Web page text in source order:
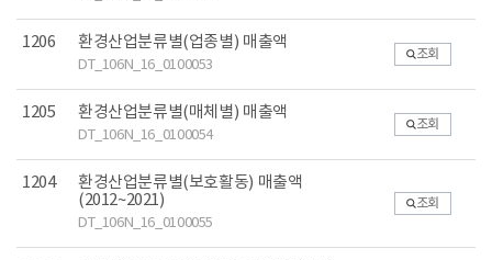
1206 환경산업분류별(업종별) 매출액
DT_106N_16_0100053
조회
1205 환경산업분류별(매체별) 매출액
DT_106N_16_0100054
조회
1204
환경산업분류별(보호활동) 매출액
(2012~2021)
DT_106N_16_0100055
조회